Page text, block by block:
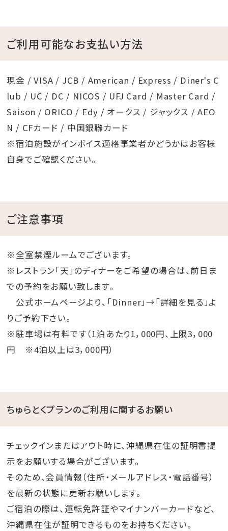
ご利用可能なお支払い方法
現金 / VISA / JCB / American / Express / Diner's C
lub / UC / DC / NICOS / UFJ Card / Master Card /
Saison / ORICO / Edy / オークス / ジャックス / AEO
N / CFカード / 中国銀聯カード
※宿泊施設がインボイス適格事業者かどうかはお客様
自身でご確認ください。
ご注意事項
※全室禁煙ルームでございます。
※レストラン「天」のディナーをご希望の場合は、前日ま
での予約をお願い致します。
公式ホームページより、「Dinner」→「詳細を見る」よ
りご予約下さい。
※駐車場は有料です（1泊あたり1，000円、上限3，000
円 ※4泊以上は3，000円）
ちゅらとくプランのご利用に関するお願い
チェックインまたはアウト時に、沖縄県在住の証明書提
示をお願いする場合がございます。
そのため、会員情報（住所・メールアドレス・電話番号）
を最新の状態に更新お願いします。
ご宿泊の際は、運転免許証やマイナンバーカードなど、
沖縄県在住が証明できるものをお持ちください。